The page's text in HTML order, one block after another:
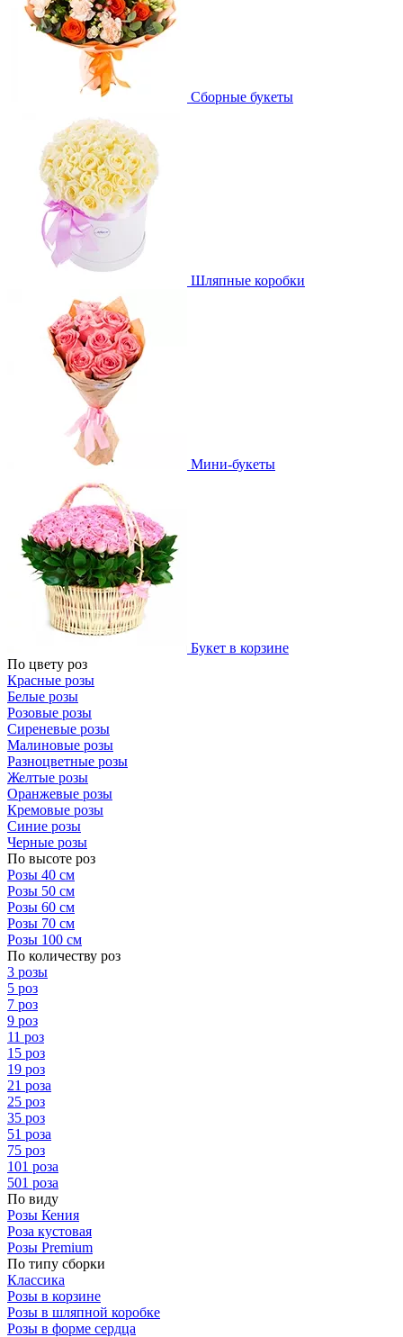
Сборные букеты
Шляпные коробки
Мини-букеты
Букет в корзине
По цвету роз
Красные розы
Белые розы
Розовые розы
Сиреневые розы
Малиновые розы
Разноцветные розы
Желтые розы
Оранжевые розы
Кремовые розы
Синие розы
Черные розы
По высоте роз
Розы 40 см
Розы 50 см
Розы 60 см
Розы 70 см
Розы 100 см
По количеству роз
3 розы
5 роз
7 роз
9 роз
11 роз
15 роз
19 роз
21 роза
25 роз
35 роз
51 роза
75 роз
101 роза
501 роза
По виду
Розы Кения
Роза кустовая
Розы Premium
По типу сборки
Классика
Розы в корзине
Розы в шляпной коробке
Розы в форме сердца